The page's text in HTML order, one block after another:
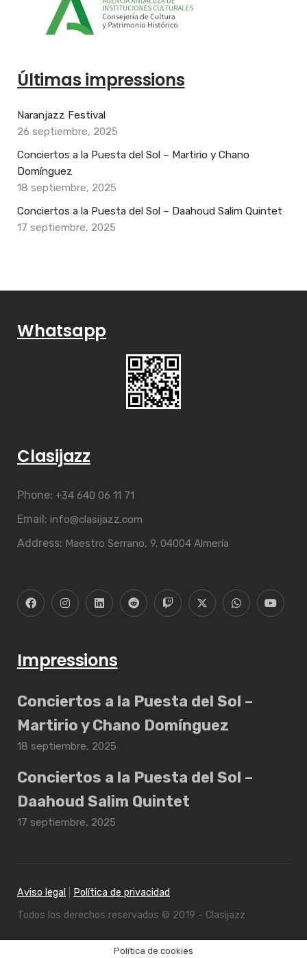
Últimas impressions
Naranjazz Festival
26 septiembre, 2025
Conciertos a la Puesta del Sol – Martirio y Chano
Domínguez
18 septiembre, 2025
Conciertos a la Puesta del Sol – Daahoud Salim Quintet
17 septiembre, 2025
Whatsapp
Clasijazz
Phone: +34 640 06 11 71
Email: info@clasijazz.com
Address: Maestro Serrano, 9. 04004 Almería
Impressions
Conciertos a la Puesta del Sol –
Martirio y Chano Domínguez
18 septiembre, 2025
Conciertos a la Puesta del Sol –
Daahoud Salim Quintet
17 septiembre, 2025
Aviso legal
Política de privacidad
Todos los derechos reservados © 2019 - Clasijazz
Política de cookies